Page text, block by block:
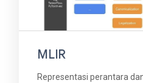
MLIR
Representasi perantara